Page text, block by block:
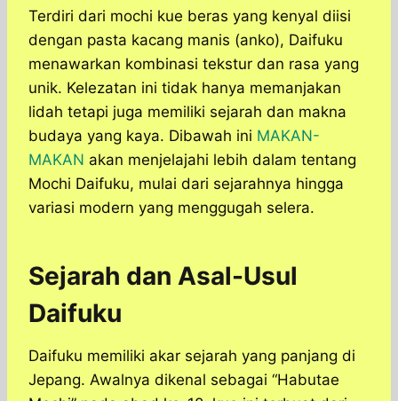
Terdiri dari mochi kue beras yang kenyal diisi
dengan pasta kacang manis (anko), Daifuku
menawarkan kombinasi tekstur dan rasa yang
unik. Kelezatan ini tidak hanya memanjakan
lidah tetapi juga memiliki sejarah dan makna
budaya yang kaya. Dibawah ini MAKAN-
MAKAN akan menjelajahi lebih dalam tentang
Mochi Daifuku, mulai dari sejarahnya hingga
variasi modern yang menggugah selera.
Sejarah dan Asal-Usul
Daifuku
Daifuku memiliki akar sejarah yang panjang di
Jepang. Awalnya dikenal sebagai “Habutae